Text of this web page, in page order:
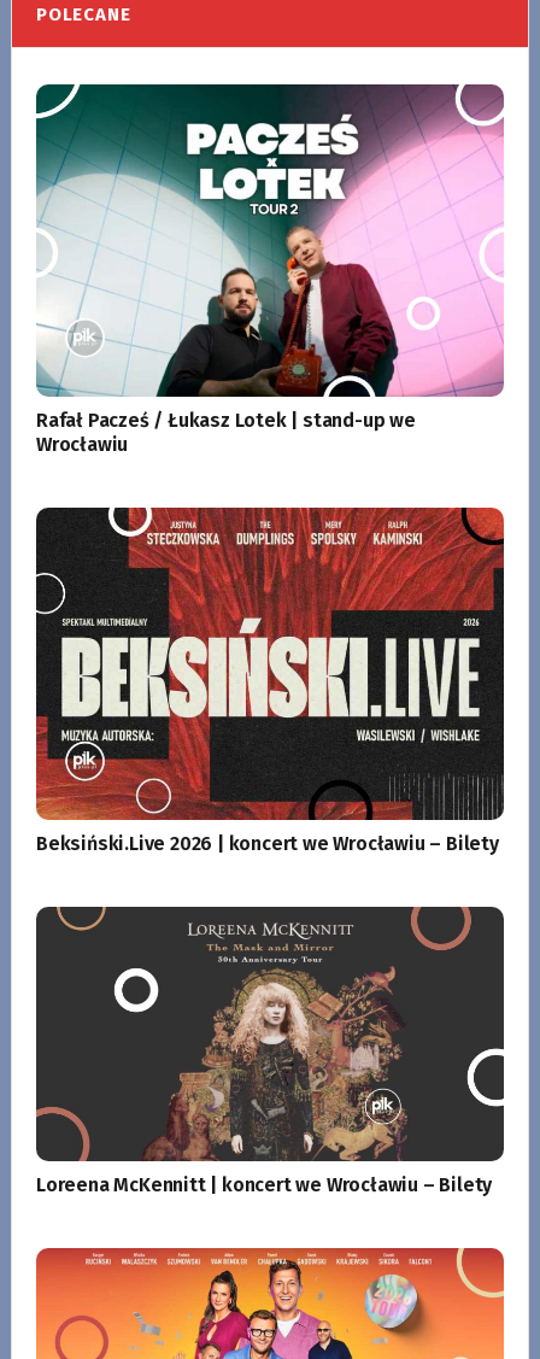
POLECANE
Rafał Pacześ / Łukasz Lotek | stand-up we
Wrocławiu
Beksiński.Live 2026 | koncert we Wrocławiu – Bilety
Loreena McKennitt | koncert we Wrocławiu – Bilety